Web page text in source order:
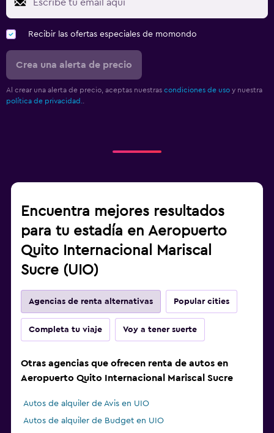
Recibir las ofertas especiales de momondo
Crea una alerta de precio
Al crear una alerta de precio, aceptas nuestras condiciones de uso y nuestra
política de privacidad..
Encuentra mejores resultados
para tu estadía en Aeropuerto
Quito Internacional Mariscal
Sucre (UIO)
Agencias de renta alternativas Popular cities
Completa tu viaje Voy a tener suerte
Otras agencias que ofrecen renta de autos en
Aeropuerto Quito Internacional Mariscal Sucre
Autos de alquiler de Avis en UIO
Autos de alquiler de Budget en UIO